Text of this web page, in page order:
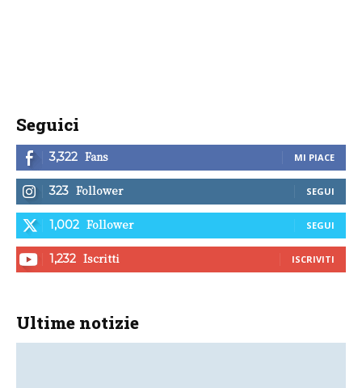
Seguici
3,322 Fans MI PIACE
323 Follower SEGUI
1,002 Follower SEGUI
1,232 Iscritti ISCRIVITI
Ultime notizie